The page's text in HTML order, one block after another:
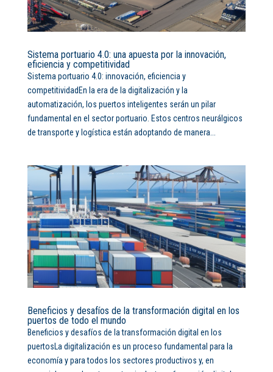
Sistema portuario 4.0: una apuesta por la innovación,
eficiencia y competitividad
Sistema portuario 4.0: innovación, eficiencia y
competitividadEn la era de la digitalización y la
automatización, los puertos inteligentes serán un pilar
fundamental en el sector portuario. Estos centros neurálgicos
de transporte y logística están adoptando de manera...
Beneficios y desafíos de la transformación digital en los
puertos de todo el mundo
Beneficios y desafíos de la transformación digital en los
puertosLa digitalización es un proceso fundamental para la
economía y para todos los sectores productivos y, en